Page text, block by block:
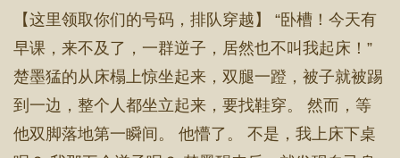
【这里领取你们的号码，排队穿越】 “卧槽！今天有
早课，来不及了，一群逆子，居然也不叫我起床！”
楚墨猛的从床榻上惊坐起来，双腿一蹬，被子就被踢
到一边，整个人都坐立起来，要找鞋穿。 然而，等
他双脚落地第一瞬间。 他懵了。 不是，我上床下桌